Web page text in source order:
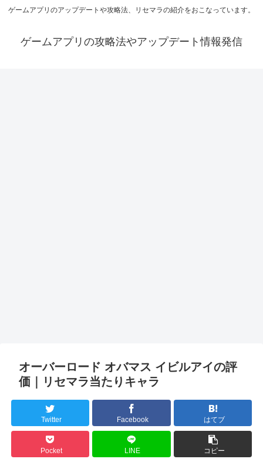
ゲームアプリのアップデートや攻略法、リセマラの紹介をおこなっています。
ゲームアプリの攻略法やアップデート情報発信
オーバーロード オバマス イビルアイの評
価｜リセマラ当たりキャラ
Twitter Facebook はてブ
Pocket LINE コピー